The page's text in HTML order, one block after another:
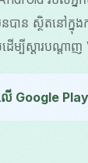
ន ស្ថិតនៅក្នុង
ើម្បីស្ដារបណ្ត
Google Play